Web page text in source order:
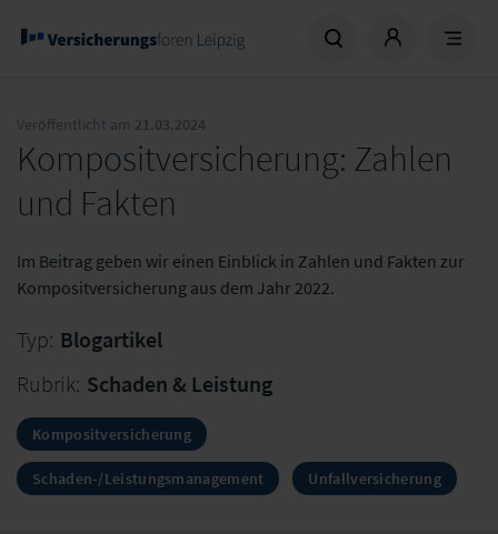
Veröffentlicht am 21.03.2024
Kompositversicherung: Zahlen
und Fakten
Im Beitrag geben wir einen Einblick in Zahlen und Fakten zur
Kompositversicherung aus dem Jahr 2022.
Typ: Blogartikel
Rubrik: Schaden & Leistung
Kompositversicherung
Schaden-/Leistungsmanagement Unfallversicherung